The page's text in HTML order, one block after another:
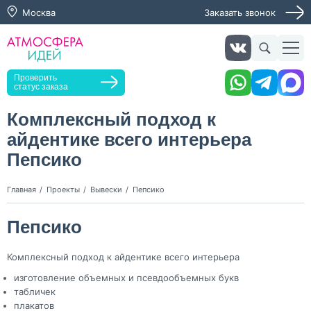
Москва Заказать звонок
Проверить
статус заказа
Комплексный подход к
айдентике всего интерьера
Пепсико
Главная Проекты Вывески Пепсико
Пепсико
Комплексный подход к айдентике всего интерьера
изготовление объемных и псевдообъемных букв
табличек
плакатов
Получить консультацию
Оставьте заявку, мы свяжемся с вами в ближайшее
Заказать звонок
Нажимая кнопку "Оставить заявку", я даю согласие на
обработку персональных данных и согласие с политикой
конфиденциальности
Нажимая на кнопку, я даю согласие на получение
информационных и рекламных рассылок
Оставить
заявку